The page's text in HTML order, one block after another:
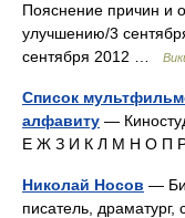
Пояснение причин и
улучшению/3
сентября 2012 …
Список
алфавиту —
Е Ж З И К Л М Н О П
Николай Носов —
писатель,